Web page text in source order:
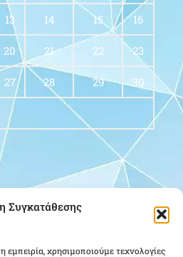
Συγκατάθεσης
εμπειρία, χρησιμοποιούμε τεχνολογίες
13 14 15 16
20 21 22 23
27 28 29 30